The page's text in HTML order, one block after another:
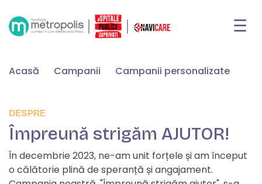
to
☰
Acasă Campanii Campanii personalizate
DESPRE
Împreună strigăm AJUTOR!
În decembrie 2023, ne-am unit forțele și am început
o călătorie plină de speranță și angajament.